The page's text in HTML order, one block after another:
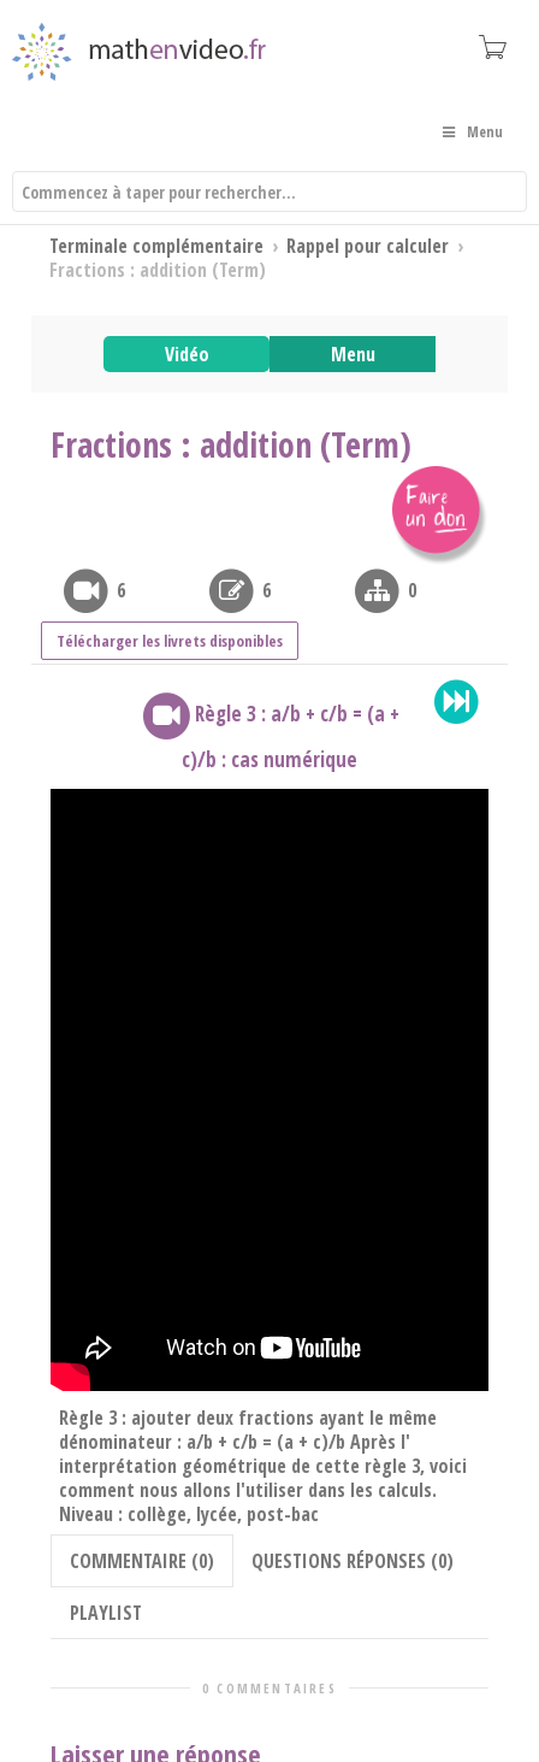
Menu
Terminale complémentaire › Rappel pour calculer ›
Fractions : addition (Term)
Vidéo Menu
Fractions : addition (Term)
6 6 0
Télécharger les livrets disponibles
Règle 3 : a/b + c/b = (a +
c)/b : cas numérique
Règle 3 : ajouter deux fractions ayant le même
dénominateur : a/b + c/b = (a + c)/b Après l'
interprétation géométrique de cette règle 3, voici
comment nous allons l'utiliser dans les calculs.
Niveau : collège, lycée, post-bac
COMMENTAIRE (0)
QUESTIONS RÉPONSES (0)
PLAYLIST
0 COMMENTAIRES
Laisser une réponse